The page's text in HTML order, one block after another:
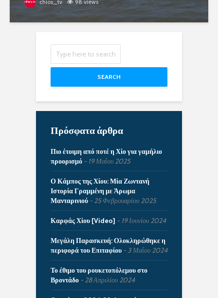
chios_tv 98 views
SEARCH
Πρόσφατα άρθρα
Πιο έτοιμη από ποτέ η Χίο για γαμήλιο
προορισμό
19 Μαΐου 2025
Ο Κάμπος της Χίου: Μία Ζωντανή
Ιστορία Γραμμένη με Άρωμα
Μανταρινιού
25 Φεβρουαρίου 2025
Καρφάς Χίου [Video] 19 Ιουνίου 2024
Μεγάλη Παρασκευή: Ολοκληρώθηκε η
περιφορά του Επιταφίου
3 Μαΐου 2024
Το έθιμο του ρουκετοπόλεμου στο
Βροντάδο
28 Απριλίου 2024